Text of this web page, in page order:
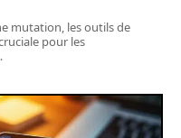
mutation, les outils de
pour les